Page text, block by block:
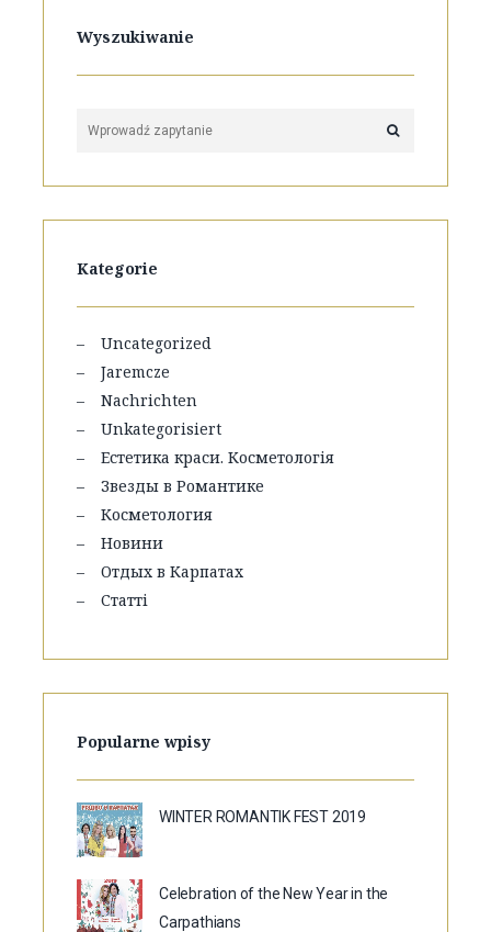
Wyszukiwanie
Kategorie
Uncategorized
Jaremcze
Nachrichten
Unkategorisiert
Естетика краси. Косметологія
Звезды в Романтике
Косметология
Новини
Отдых в Карпатах
Статті
Popularne wpisy
WINTER ROMANTIK FEST 2019
Celebration of the New Year in the
Carpathians